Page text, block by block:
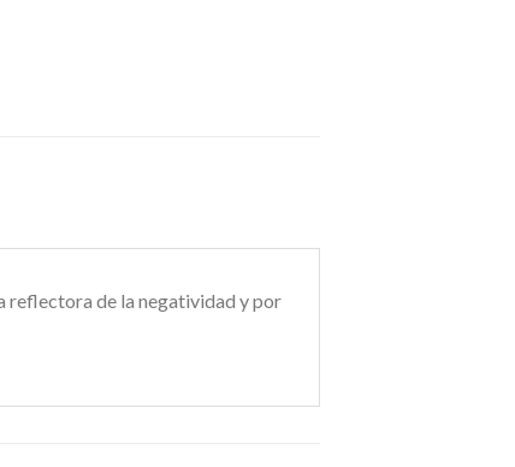
reflectora de la negatividad y por